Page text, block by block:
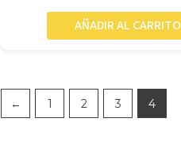
AÑADIR AL CARRITO
← 1 2 3 4